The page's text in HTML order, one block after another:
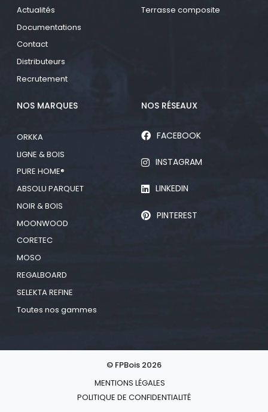
Actualités
Documentations
Contact
Distributeurs
Recrutement
Terrasse composite
NOS MARQUES
ORKKA
LIGNE & BOIS
PURE HOME®
ABSOLU PARQUET
NOIR & BOIS
MOONWOOD
CORETEC
MOSO
REGALBOARD
SELEKTA REFINE
Toutes nos gammes
NOS RÉSEAUX
FACEBOOK
INSTAGRAM
LINKEDIN
PINTEREST
© FPBois 2026
MENTIONS LÉGALES
POLITIQUE DE CONFIDENTIALITÉ